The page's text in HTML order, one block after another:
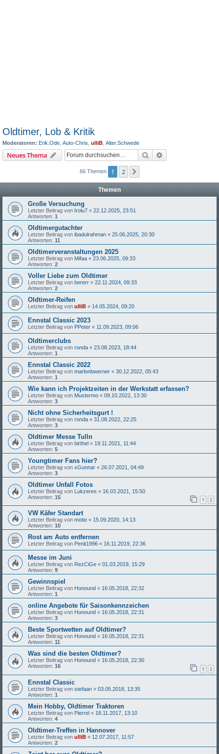
Oldtimer, Lob & Kritik
Moderatoren: Erik.Ode Auto-Chris ulliB Alter.Schwede
Neues Thema Suche
66 Themen 1 2
Themen
Große Versuchung
Letzter Beitrag von Irolu7 « 22.12.2025, 23:51
Antworten: 1
Oldtimergutachter
Letzter Beitrag von ibadulrahman « 25.06.2025, 20:30
Antworten: 11
Oldtimerveranstaltungen 2025
Letzter Beitrag von Mifaa « 23.06.2025, 09:33
Antworten: 2
Voller Liebe zum Oldtimer
Letzter Beitrag von bererr « 22.11.2024, 09:33
Antworten: 2
Oldtimer-Reifen
Letzter Beitrag von ulliB « 14.05.2024, 09:20
Ennstal Classic 2023
Letzter Beitrag von PPeter « 11.09.2023, 09:06
Oldtimerclubs
Letzter Beitrag von ronda « 23.08.2023, 18:44
Antworten: 1
Ennstal Classic 2022
Letzter Beitrag von marlonbwerner « 30.12.2022, 05:43
Antworten: 1
Wie kann ich Projektzeiten in der Werkstatt erfassen?
Letzter Beitrag von Mustermo « 09.10.2022, 13:30
Antworten: 3
Nicht ohne Sicherheitsgurt !
Letzter Beitrag von ronda « 31.08.2022, 22:25
Antworten: 3
Oldtimer Messe Tulln
Letzter Beitrag von birthel « 19.11.2021, 11:44
Antworten: 5
Youngtimer Fans hier?
Letzter Beitrag von xGunnar « 26.07.2021, 04:49
Antworten: 3
Oldtimer Unfall Fotos
Letzter Beitrag von Lukzeres « 16.03.2021, 15:50
Antworten: 15 1 2
VW Käfer Standart
Letzter Beitrag von motio « 15.09.2020, 14:13
Antworten: 10
Rost am Auto entfernen
Letzter Beitrag von Penit1996 « 16.11.2019, 22:36
Messe im Juni
Letzter Beitrag von RezCiGe « 01.03.2019, 15:29
Antworten: 9
Gewinnspiel
Letzter Beitrag von Honound « 16.05.2018, 22:32
Antworten: 1
online Angebote für Saisonkennzeichen
Letzter Beitrag von Honound « 16.05.2018, 22:31
Antworten: 3
Beste Sportwetten auf Oldtimer?
Letzter Beitrag von Honound « 16.05.2018, 22:31
Antworten: 11
Was sind die besten Oldtimer?
Letzter Beitrag von Honound « 16.05.2018, 22:30
Antworten: 16 1 2
Ennstal Classic
Letzter Beitrag von stefaan « 03.05.2018, 13:35
Antworten: 1
Mein Hobby, Oldtimer Traktoren
Letzter Beitrag von Pierrel « 18.11.2017, 13:10
Antworten: 4
Oldtimer-Treffen in Hannover
Letzter Beitrag von ulliB « 12.07.2017, 11:57
Antworten: 2